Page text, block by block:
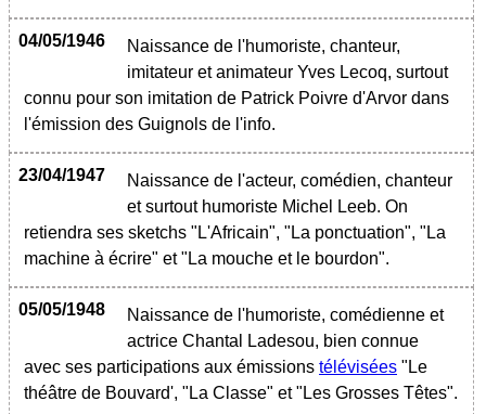
04/05/1946
Naissance de l'humoriste, chanteur,
imitateur et animateur Yves Lecoq, surtout
connu pour son imitation de Patrick Poivre d'Arvor dans
l'émission des Guignols de l'info.
23/04/1947
Naissance de l'acteur, comédien, chanteur
et surtout humoriste Michel Leeb. On
retiendra ses sketchs "L'Africain", "La ponctuation", "La
machine à écrire" et "La mouche et le bourdon".
05/05/1948
Naissance de l'humoriste, comédienne et
actrice Chantal Ladesou, bien connue
avec ses participations aux émissions télévisées "Le
théâtre de Bouvard', "La Classe" et "Les Grosses Têtes".